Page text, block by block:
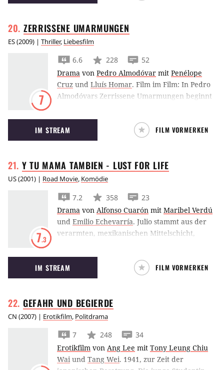
ZERRISSENE UMARMUNGEN
ES(2009) | Thriller, Liebesfilm
7
6.6 228
52
Drama von Pedro Almodóvar mit Penélope
Cruz und Lluís Homar. Film im Film: In Pedro
Almodóvars Zerrissene Umarmungen beginnt
Hauptdarstellerin Penélope Cruz, die jedoch
bereits mit dem Produzenten des Films liiert
ist.
IM STREAM FILM VORMERKEN
Y TU MAMA TAMBIEN - LUST FOR LIFE
US(2001) | Road Movie, Komödie
7.3
7.2 358
23
Drama von Alfonso Cuarón mit Maribel Verdú
und Emilio Echevarría. Julio stammt aus der
verarmten, mexikanischen Mittelschicht,
Vater. Dennoch verbindet die beiden 17-
Jährigen eine dicke Freundschaft. Sie wird
erst auf die Probe gestellt, als sie die zehn
lernen, die sich gerade von ihrem untreuen
Mann getrennt hat. Das Trio begibt sich auf
Spaßvögel Julio und Tenoch nur erfunden
haben, um Luisa zu verführen. Unterwegs
kommt es zu heftigen erotischen Rivalitäten.
IM STREAM FILM VORMERKEN
GEFAHR UND BEGIERDE
CN (2007) | Erotikfilm, Politdrama
7 248
34
Erotikfilm von Ang Lee mit Tony Leung Chiu
Waiund Tang Wei. 1941, zur Zeit der